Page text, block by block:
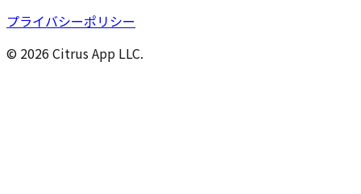
プライバシーポリシー
© 2026 Citrus App LLC.